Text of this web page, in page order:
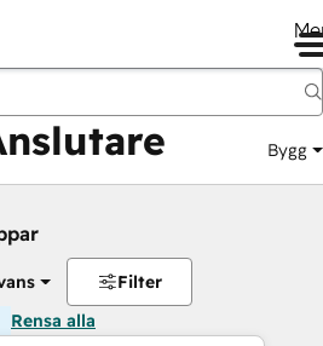
Bygg
Filter
Rensa alla